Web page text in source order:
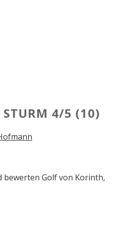
4/5 (10)
bewerten Golf von Korinth,